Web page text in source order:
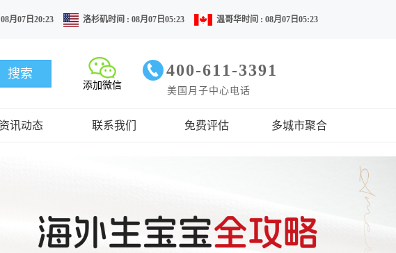
月07日20:23 洛杉矶时间 : 08月07日05:23 温哥华时间 : 08月07日05:23
添加微信
400-611-3391
美国月子中心电话
资讯动态 联系我们 免费评估 多城市聚合